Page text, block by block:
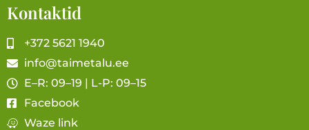
Kontaktid
+372 5621 1940
info@taimetalu.ee
E–R: 09–19 | L-P: 09–15
Facebook
Waze link